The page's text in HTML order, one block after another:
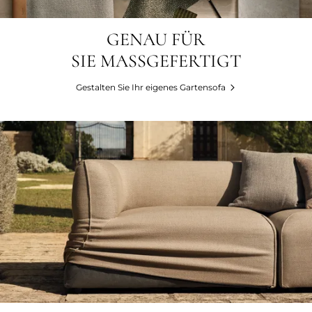
GENAU FÜR
SIE MASSGEFERTIGT
Gestalten Sie Ihr eigenes Gartensofa